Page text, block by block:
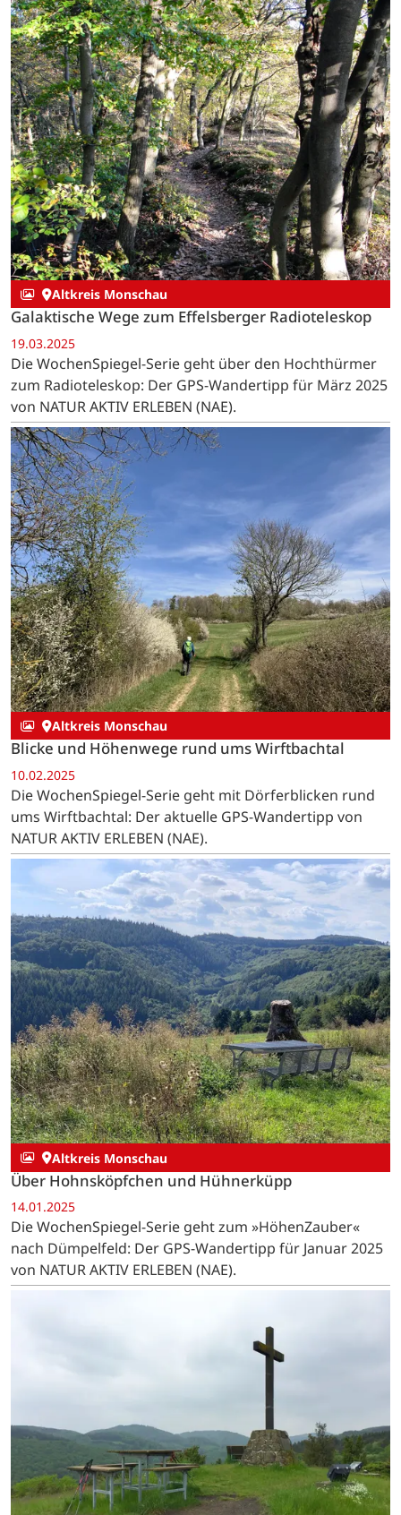
Altkreis Monschau
Galaktische Wege zum Effelsberger Radioteleskop
19.03.2025
Die WochenSpiegel-Serie geht über den Hochthürmer
zum Radioteleskop: Der GPS-Wandertipp für März 2025
von NATUR AKTIV ERLEBEN (NAE).
Altkreis Monschau
Blicke und Höhenwege rund ums Wirftbachtal
10.02.2025
Die WochenSpiegel-Serie geht mit Dörferblicken rund
ums Wirftbachtal: Der aktuelle GPS-Wandertipp von
NATUR AKTIV ERLEBEN (NAE).
Altkreis Monschau
Über Hohnsköpfchen und Hühnerküpp
14.01.2025
Die WochenSpiegel-Serie geht zum »HöhenZauber«
nach Dümpelfeld: Der GPS-Wandertipp für Januar 2025
von NATUR AKTIV ERLEBEN (NAE).